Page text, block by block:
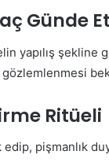
Günde
yapılış şekline
Ritüeli
edip, pişmanlık